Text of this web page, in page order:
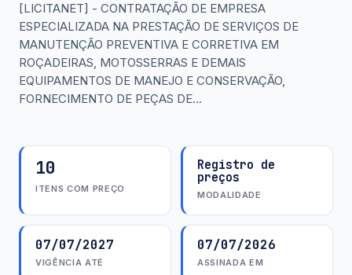
[LICITANET] - CONTRATAÇÃO DE EMPRESA
ESPECIALIZADA NA PRESTAÇÃO DE SERVIÇOS DE
MANUTENÇÃO PREVENTIVA E CORRETIVA EM
ROÇADEIRAS, MOTOSSERRAS E DEMAIS
EQUIPAMENTOS DE MANEJO E CONSERVAÇÃO,
FORNECIMENTO DE PEÇAS DE...
10
ITENS COM PREÇO
Registro de
preços
MODALIDADE
07/07/2027
VIGÊNCIA ATÉ
07/07/2026
ASSINADA EM